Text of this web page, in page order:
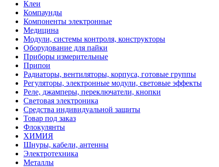
Клеи
Компаунды
Компоненты электронные
Медицина
Модули, системы контроля, конструкторы
Оборудование для пайки
Приборы измерительные
Припои
Радиаторы, вентиляторы, корпуса, готовые группы
Регуляторы, электронные модули, световые эффекты
Реле, джамперы, переключатели, кнопки
Световая электроника
Средства индивидуальной защиты
Товар под заказ
Флокулянты
ХИМИЯ
Шнуры, кабели, антенны
Электротехника
Металлы